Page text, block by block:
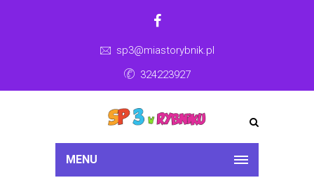
sp3@miastorybnik.pl
324223927
MENU